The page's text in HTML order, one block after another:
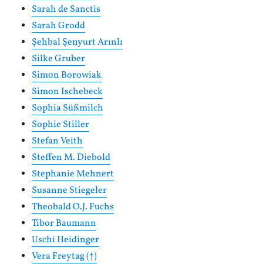
Sarah de Sanctis
Sarah Grodd
Şehbal Şenyurt Arınlı
Silke Gruber
Simon Borowiak
Simon Ischebeck
Sophia Süßmilch
Sophie Stiller
Stefan Veith
Steffen M. Diebold
Stephanie Mehnert
Susanne Stiegeler
Theobald O.J. Fuchs
Tibor Baumann
Uschi Heidinger
Vera Freytag (†)